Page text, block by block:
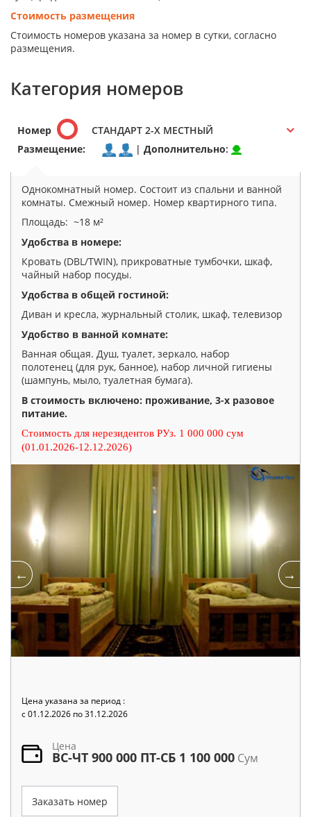
Стоимость размещения
Стоимость номеров указана за номер в сутки, согласно
размещения.
Категория номеров
Номер
СТАНДАРТ 2-Х МЕСТНЫЙ
Размещение:
| Дополнительно:
Однокомнатный номер. Состоит из спальни и ванной
комнаты. Смежный номер. Номер квартирного типа.
Площадь: ~18 м²
Удобства в номере:
Кровать (DBL/TWIN), прикроватные тумбочки, шкаф,
чайный набор посуды.
Удобства в общей гостиной:
Диван и кресла, журнальный столик, шкаф, телевизор
Удобство в ванной комнате:
Ванная общая. Душ, туалет, зеркало, набор
полотенец (для рук, банное), набор личной гигиены
(шампунь, мыло, туалетная бумага).
В стоимость включено: проживание, 3-х разовое
питание.
Стоимость для нерезидентов РУз. 1 000 000 сум
(01.01.2026-12.12.2026)
Цена указана за период :
c 01.12.2026 по 31.12.2026
Цена
ВС-ЧТ 900 000 ПТ-СБ 1 100 000 Сум
Заказать номер